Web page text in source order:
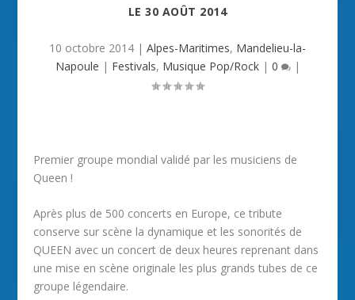
LE30 AOÛT 2014
10 octobre 2014 | Alpes-Maritimes, Mandelieu-la-
Napoule | Festivals, Musique Pop/Rock| 0 |
Premier groupe mondial validé par les musiciens de
Queen !
Après plus de 500 concerts en Europe, ce tribute
conserve sur scène la dynamique et les sonorités de
QUEEN avec un concert de deux heures reprenant dans
une mise en scène originale les plus grands tubes de ce
groupe légendaire.